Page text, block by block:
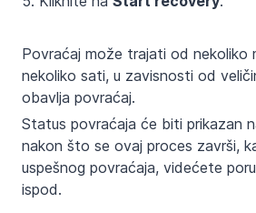
Povraćaj može trajati od nekoliko
nekoliko sati, u zavisnosti od
obavlja povraćaj.
Status povraćaja će biti prikazan
nakon što se ovaj proces završi,
uspešnog povraćaja, videćete
ispod.